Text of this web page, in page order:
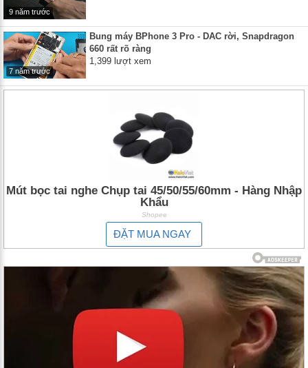
9 năm trước
7 năm trước
Bung máy BPhone 3 Pro - DAC rời, Snapdragon
660 rất rõ ràng
1,399 lượt xem
Mút bọc tai nghe Chụp tai 45/50/55/60mm - Hàng Nhập
Khẩu
Shopee
ĐẶT MUA NGAY